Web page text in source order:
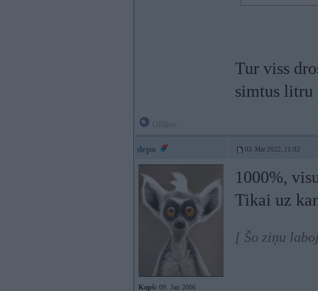
Tur viss
simtus litru
depo 03. Mar 2022, 21:02
Kopš: 09. Jan 2006
1000%,
Tikai uz
[ Šo ziņu